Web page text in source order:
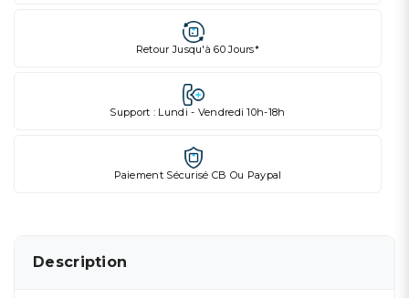
Retour Jusqu'à 60 Jours*
Support : Lundi - Vendredi 10h-18h
Paiement Sécurisé CB Ou Paypal
Description